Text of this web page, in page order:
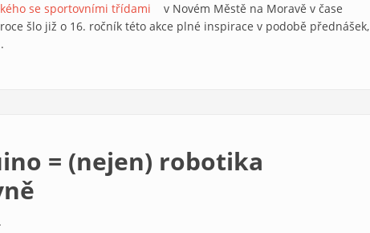
se sportovními třídami (link is external)
v Novém Městě na Moravě v čase
šlo již o 16. ročník této akce plné inspirace v podobě přednášek,
= (nejen) robotika